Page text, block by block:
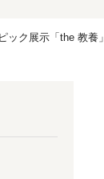
ック展示「the 教養」